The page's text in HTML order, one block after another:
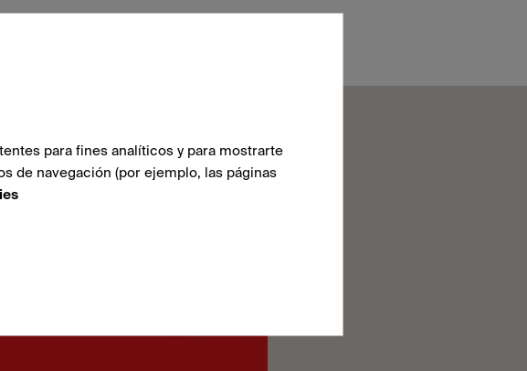
para fines analíticos y para mostrarte
de navegación (por ejemplo, las páginas